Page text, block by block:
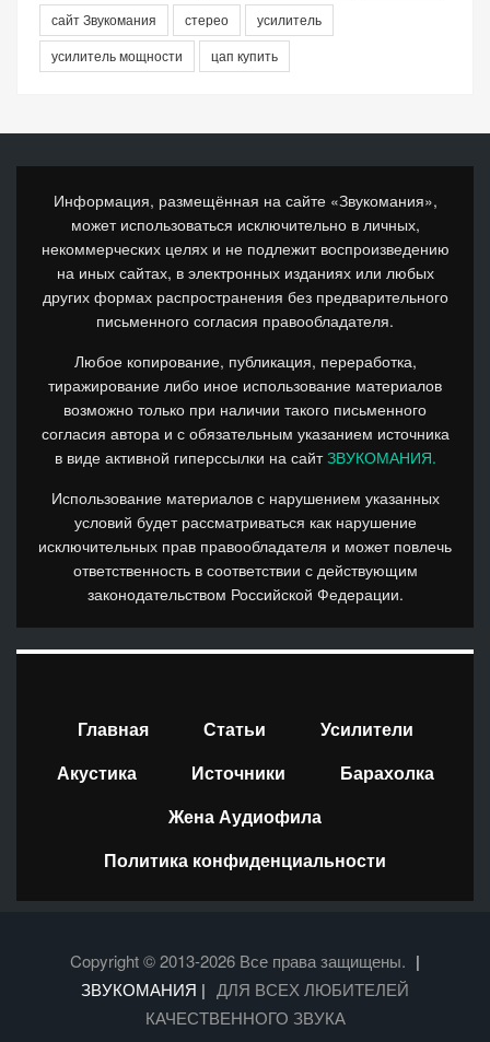
сайт Звукомания
стерео
усилитель
усилитель мощности
цап купить
Информация, размещённая на сайте «Звукомания»,
может использоваться исключительно в личных,
некоммерческих целях и не подлежит воспроизведению
на иных сайтах, в электронных изданиях или любых
других формах распространения без предварительного
письменного согласия правообладателя.
Любое копирование, публикация, переработка,
тиражирование либо иное использование материалов
возможно только при наличии такого письменного
согласия автора и с обязательным указанием источника
в виде активной гиперссылки на сайтЗВУКОМАНИЯ.
Использование материалов с нарушением указанных
условий будет рассматриваться как нарушение
исключительных прав правообладателя и может повлечь
ответственность в соответствии с действующим
законодательством Российской Федерации.
Главная Статьи
Усилители
Акустика
Источники
Барахолка
Жена Аудиофила
Политика конфиденциальности
Copyright © 2013-2026 Все права защищены. |
ЗВУКОМАНИЯ | ДЛЯ ВСЕХ ЛЮБИТЕЛЕЙ
КАЧЕСТВЕННОГО ЗВУКА